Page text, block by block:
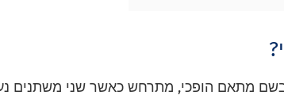
מתאם הופכי, מתרחש כאשר שני משתנים